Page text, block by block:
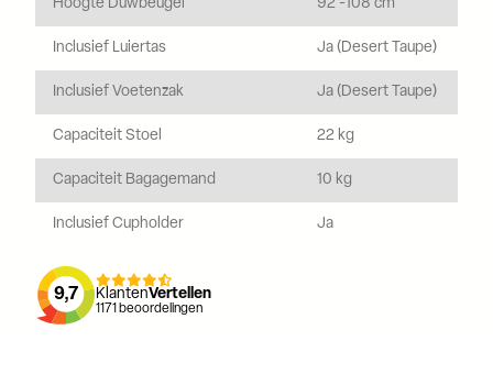
Hoogte Duwbeugel 92 -108 cm
Inclusief Luiertas Ja (Desert Taupe)
Inclusief Voetenzak Ja (Desert Taupe)
Capaciteit Stoel 22 kg
Capaciteit Bagagemand 10 kg
Inclusief Cupholder Ja
9,7 KlantenVertellen
1171 beoordelingen